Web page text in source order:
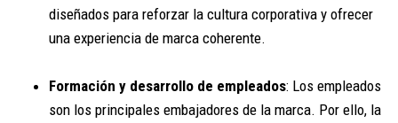
diseñados para reforzar la cultura corporativa y ofrecer
una experiencia de marca coherente.
Formación y desarrollo de empleados: Los empleados
son los principales embajadores de la marca. Por ello, la